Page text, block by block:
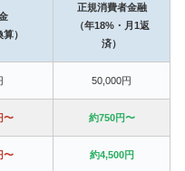
）
正規消費者金融
（年18%・月1返
済）
50,000円
〜 約750円〜
〜 約4,500円